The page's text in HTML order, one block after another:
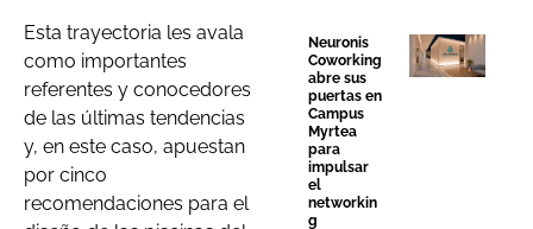
Esta trayectoria les avala
como importantes
referentes y conocedores
de las últimas tendencias
y, en este caso, apuestan
por cinco
recomendaciones para el
Neuronis
Coworking
abre sus
puertas en
Campus
Myrtea
para
impulsar
el
networkin
g